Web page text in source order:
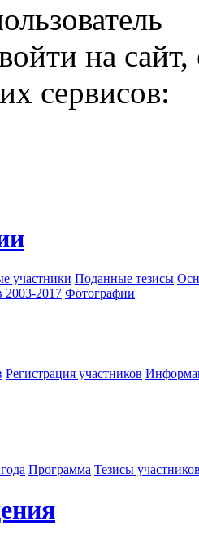
на сайт,
сервисов:
участники Поданные тезисы
2003-2017 Фотографии
Регистрация участников
Программа Тезисы